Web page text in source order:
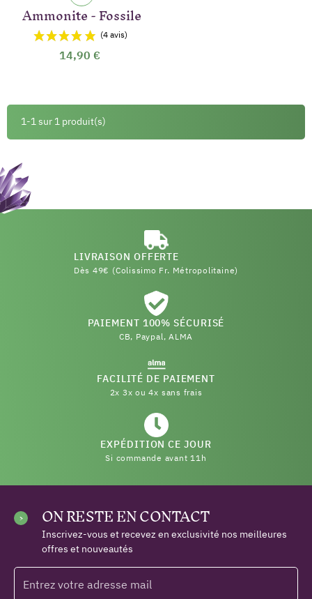
Ammonite - Fossile
14,90 €
1-1 sur 1 produit(s)
LIVRAISON OFFERTE
Dès 49€ (Colissimo Fr. Métropolitaine)
PAIEMENT 100% SÉCURISÉ
CB, Paypal, ALMA
FACILITÉ DE PAIEMENT
2x 3x ou 4x sans frais
EXPÉDITION CE JOUR
Si commande avant 11h
ON RESTE EN CONTACT
Inscrivez-vous et recevez en exclusivité nos meilleures
offres et nouveautés